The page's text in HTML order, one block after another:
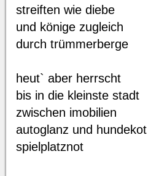
streiften wie diebe
und könige zugleich
durch trümmerberge
heut` aber herrscht
bis in die kleinste stadt
zwischen imobilien
autoglanz und hundekot
spielplatznot